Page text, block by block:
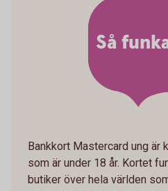
Så
Bankkort Mastercard ung är
som är under 18 år. Kortet
butiker över hela världen